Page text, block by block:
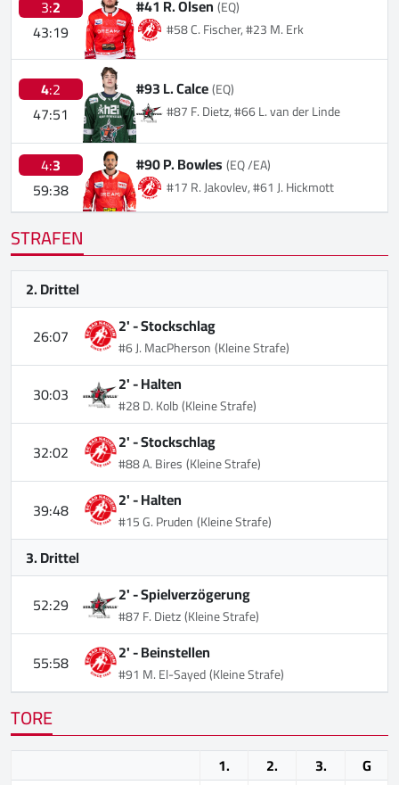
3:2
43:19
#41 R. Olsen(EQ)
#58 C. Fischer, #23 M. Erk
4:2
47:51
#93 L. Calce(EQ)
#87 F. Dietz, #66 L. van der Linde
4:3
59:38
#90 P. Bowles(EQ /EA)
#17 R. Jakovlev, #61 J. Hickmott
STRAFEN
2. Drittel
26:07
2' -Stockschlag
#6 J. MacPherson(Kleine Strafe)
30:03 2' -Halten
#28 D. Kolb(Kleine Strafe)
32:02 2' -Stockschlag
#88 A. Bires(Kleine Strafe)
39:48 2' -Halten
#15 G. Pruden(Kleine Strafe)
3. Drittel
52:29
2' -Spielverzögerung
#87 F. Dietz(Kleine Strafe)
55:58 2' -Beinstellen
#91 M. El-Sayed(Kleine Strafe)
TORE
1. 2. 3.
G